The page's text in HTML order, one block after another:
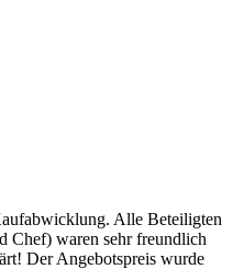
Alle Beteiligten
Chef) waren sehr freundlich
Der Angebotspreis wurde